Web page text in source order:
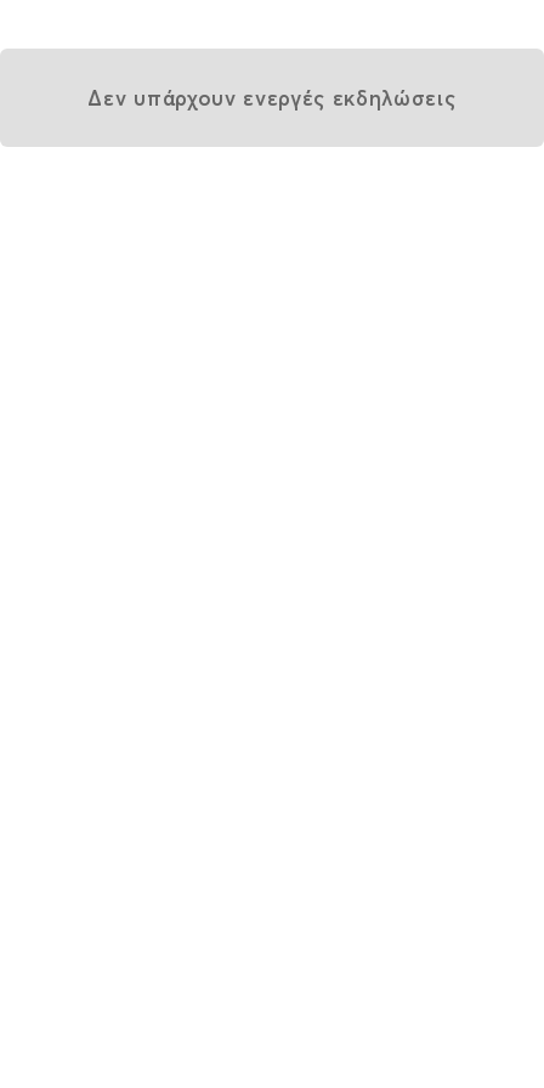
Δεν υπάρχουν ενεργές εκδηλώσεις